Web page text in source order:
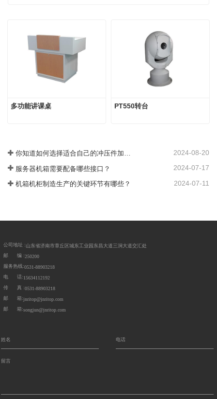
多功能讲课桌 PT550转台
你知道如何选择适合自己的冲压件加工生产厂家吗？ 2024-08-20
服务器机箱需要配备哪些接口？ 2024-07-17
机箱机柜制造生产的关键环节有哪些？ 2024-07-11
公司地址 :山东省济南市章丘区城东工业园东昌大道三涧大道交汇处
邮 编 :250200
服务热线:0531-88903218
电 话:15634112192
传 真 :0531-88903218
邮 箱:jnritop@jnritop.com
邮 箱:songjun@jnritop.com